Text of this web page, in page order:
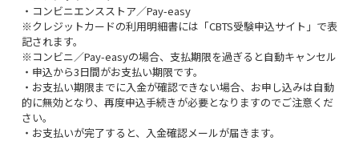
・コンビニエンスストア／Pay-easy
※クレジットカードの利用明細書には「CBTS受験申込サイト」で表
記されます。
※コンビニ／Pay-easyの場合、支払期限を過ぎると自動キャンセル
・申込から3日間がお支払い期限です。
・お支払い期限までに入金が確認できない場合、お申し込みは自動
的に無効となり、再度申込手続きが必要となりますのでご注意くだ
さい。
・お支払いが完了すると、入金確認メールが届きます。